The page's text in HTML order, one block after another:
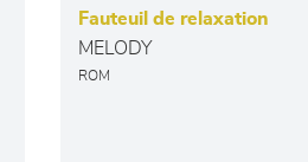
Fauteuil de relaxation
MELODY
ROM